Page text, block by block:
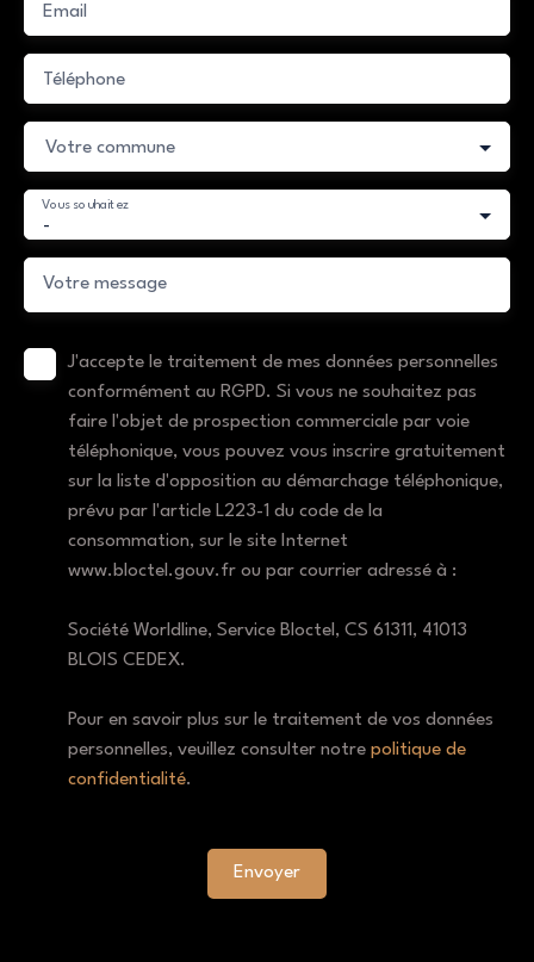
Email
Téléphone
Votre commune
-
Vous souhaitez
Votre message
J'accepte le traitement de mes données personnelles
conformément au RGPD. Si vous ne souhaitez pas
faire l'objet de prospection commerciale par voie
téléphonique, vous pouvez vous inscrire gratuitement
sur la liste d'opposition au démarchage téléphonique,
prévu par l'article L223-1 du code de la
consommation, sur le site Internet
www.bloctel.gouv.fr ou par courrier adressé à :
Société Worldline, Service Bloctel, CS 61311, 41013
BLOIS CEDEX.
Pour en savoir plus sur le traitement de vos données
personnelles, veuillez consulter notre politique de
confidentialité.
Envoyer